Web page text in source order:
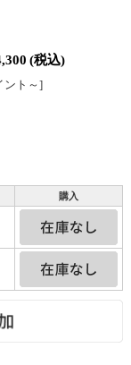
(税込)
ント～]
購入